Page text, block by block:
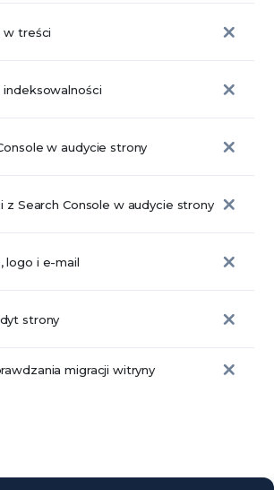
w treści
indeksowalności
w audycie strony
z Search Console w audycie strony
logo i e-mail
strony
migracji witryny